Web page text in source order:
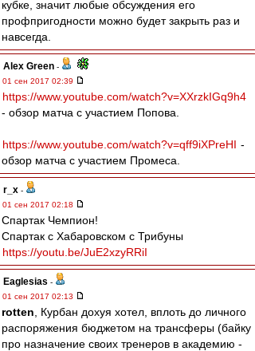
кубке, значит любые обсуждения его
профпригодности можно будет закрыть раз и
навсегда.
Alex Green -
01 сен 2017 02:39
https://www.youtube.com/watch?v=XXrzkIGq9h4
- обзор матча с участием Попова.
https://www.youtube.com/watch?v=qff9iXPreHI -
обзор матча с участием Промеса.
r_x -
01 сен 2017 02:18
Спартак Чемпион!
Спартак с Хабаровском с Трибуны
https://youtu.be/JuE2xzyRRiI
Eaglesias -
01 сен 2017 02:13
rotten , Курбан дохуя хотел, вплоть до личного
распоряжения бюджетом на трансферы (байку
про назначение своих тренеров в академию -